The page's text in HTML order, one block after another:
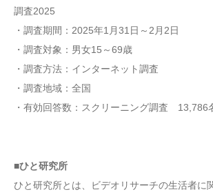
調査2025
・調査期間：2025年1月31日～2月2日
・調査対象：男女15～69歳
・調査方法：インターネット調査
・調査地域：全国
・有効回答数：スクリーニング調査 13,786
■ひと研究所
ひと研究所とは、ビデオリサーチの生活者に